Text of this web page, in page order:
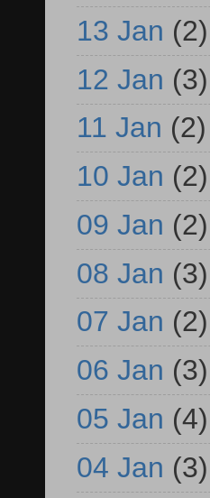
13 Jan (2)
12 Jan (3)
11 Jan (2)
10 Jan (2)
09 Jan (2)
08 Jan (3)
07 Jan (2)
06 Jan (3)
05 Jan (4)
04 Jan (3)